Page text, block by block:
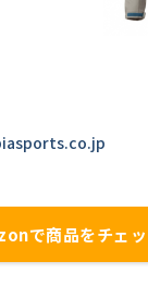
で商品をチェ